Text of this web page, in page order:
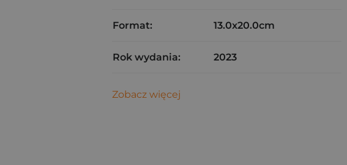
Format: 13.0x20.0cm
Rok wydania: 2023
Zobacz więcej